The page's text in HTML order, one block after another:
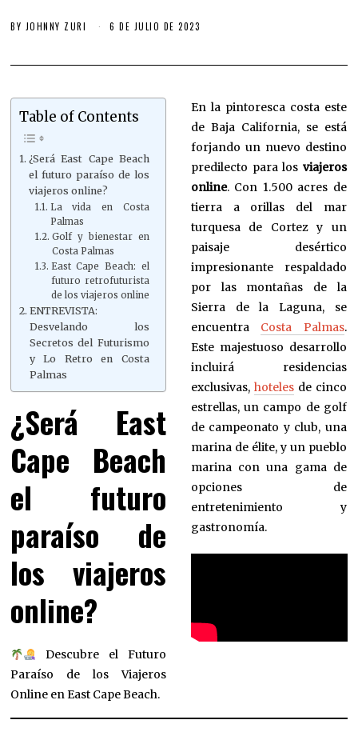
BY JOHNNY ZURI 6 DE JULIO DE 2023
Table of Contents
¿Será East Cape Beach
el futuro paraíso de los
viajeros online?
La vida en Costa
Palmas
Golf y bienestar en
Costa Palmas
East Cape Beach: el
futuro retrofuturista
de los viajeros online
ENTREVISTA:
Desvelando los
Secretos del Futurismo
y Lo Retro en Costa
Palmas
¿Será East
Cape Beach
el futuro
paraíso de
los viajeros
online?
Descubre el Futuro
Paraíso de los Viajeros
Online en East Cape Beach.
En la pintoresca costa este
de Baja California, se está
forjando un nuevo destino
predilecto para los viajeros
online. Con 1.500 acres de
tierra a orillas del mar
turquesa de Cortez y un
paisaje desértico
impresionante respaldado
por las montañas de la
Sierra de la Laguna, se
encuentra Costa Palmas.
Este majestuoso desarrollo
incluirá residencias
exclusivas, hotelesde cinco
estrellas, un campo de golf
de campeonato y club, una
marina de élite, y un pueblo
marina con una gama de
opciones de
entretenimiento y
gastronomía.